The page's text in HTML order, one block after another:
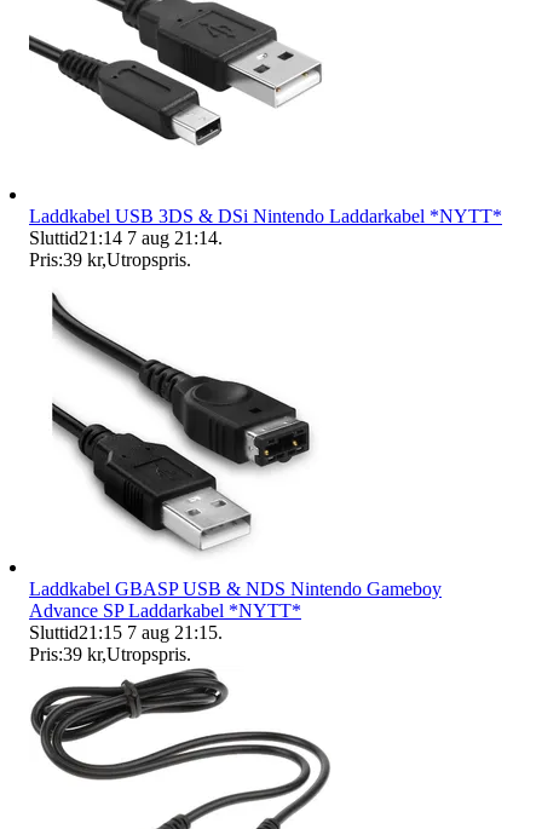
Laddkabel USB 3DS & DSi Nintendo Laddarkabel *NYTT*
Sluttid21:14 7 aug 21:14.
Pris:39 kr,Utropspris.
Laddkabel GBASP USB & NDS Nintendo Gameboy
Advance SP Laddarkabel *NYTT*
Sluttid21:15 7 aug 21:15.
Pris:39 kr,Utropspris.